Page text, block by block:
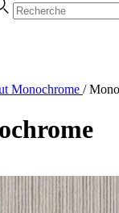
Monochrome /